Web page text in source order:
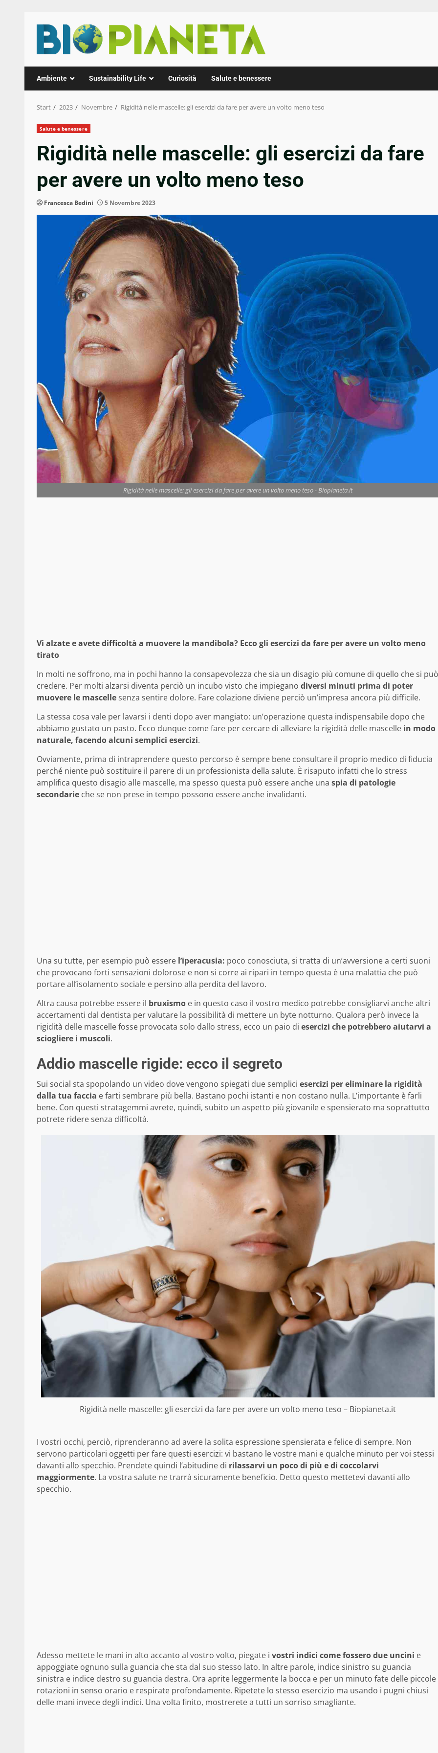
Inhalt
springen
Ambiente Sustainability Life Curiosità Salute e benessere
Start 2023 Novembre Rigidità nelle mascelle: gli esercizi da fare per avere un volto meno teso
Salute e benessere
Rigidità nelle mascelle: gli esercizi da fare
per avere un volto meno teso
Francesca Bedini 5 Novembre 2023
Rigidità nelle mascelle: gli esercizi da fare per avere un volto meno teso - Biopianeta.it
Vi alzate e avete difficoltà a muovere la mandibola? Ecco gli esercizi da fare per avere un volto meno
tirato
In molti ne soffrono, ma in pochi hanno la consapevolezza che sia un disagio più comune di quello che si può
credere. Per molti alzarsi diventa perciò un incubo visto che impiegano diversi minuti prima di poter
muovere le mascellesenza sentire dolore. Fare colazione diviene perciò un’impresa ancora più difficile.
La stessa cosa vale per lavarsi i denti dopo aver mangiato: un’operazione questa indispensabile dopo che
abbiamo gustato un pasto. Ecco dunque come fare per cercare di alleviare la rigidità delle mascelle in modo
naturale, facendo alcuni semplici esercizi.
Ovviamente, prima di intraprendere questo percorso è sempre bene consultare il proprio medico di fiducia
perché niente può sostituire il parere di un professionista della salute. È risaputo infatti che lo stress
amplifica questo disagio alle mascelle, ma spesso questa può essere anche una spia di patologie
secondarie che se non prese in tempo possono essere anche invalidanti.
Una su tutte, per esempio può essere l’iperacusia: poco conosciuta, si tratta di un’avversione a certi suoni
che provocano forti sensazioni dolorose e non si corre ai ripari in tempo questa è una malattia che può
portare all’isolamento sociale e persino alla perdita del lavoro.
Altra causa potrebbe essere il bruxismo e in questo caso il vostro medico potrebbe consigliarvi anche altri
accertamenti dal dentista per valutare la possibilità di mettere un byte notturno. Qualora però invece la
rigidità delle mascelle fosse provocata solo dallo stress, ecco un paio di esercizi che potrebbero aiutarvi a
sciogliere i muscoli.
Addio mascelle rigide: ecco il segreto
Sui social sta spopolando un video dove vengono spiegati due semplici esercizi per eliminare la rigidità
dalla tua faccia e farti sembrare più bella. Bastano pochi istanti e non costano nulla. L’importante è farli
bene. Con questi stratagemmi avrete, quindi, subito un aspetto più giovanile e spensierato ma soprattutto
potrete ridere senza difficoltà.
Rigidità nelle mascelle: gli esercizi da fare per avere un volto meno teso – Biopianeta.it
I vostri occhi, perciò, riprenderanno ad avere la solita espressione spensierata e felice di sempre. Non
servono particolari oggetti per fare questi esercizi: vi bastano le vostre mani e qualche minuto per voi stessi
davanti allo specchio. Prendete quindi l’abitudine di rilassarvi un poco di più e di coccolarvi
maggiormente. La vostra salute ne trarrà sicuramente beneficio. Detto questo mettetevi davanti allo
specchio.
Adesso mettete le mani in alto accanto al vostro volto, piegate i vostri indici come fossero due uncini e
appoggiate ognuno sulla guancia che sta dal suo stesso lato. In altre parole, indice sinistro su guancia
sinistra e indice destro su guancia destra. Ora aprite leggermente la bocca e per un minuto fate delle piccole
rotazioni in senso orario e respirate profondamente. Ripetete lo stesso esercizio ma usando i pugni chiusi
delle mani invece degli indici. Una volta finito, mostrerete a tutti un sorriso smagliante.